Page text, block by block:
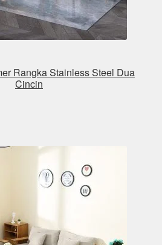
Rangka Stainless Steel Dua
Cincin